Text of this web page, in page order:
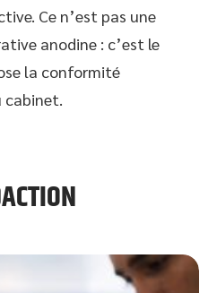
Ce n’est pas une
anodine : c’est le
la conformité
cabinet.